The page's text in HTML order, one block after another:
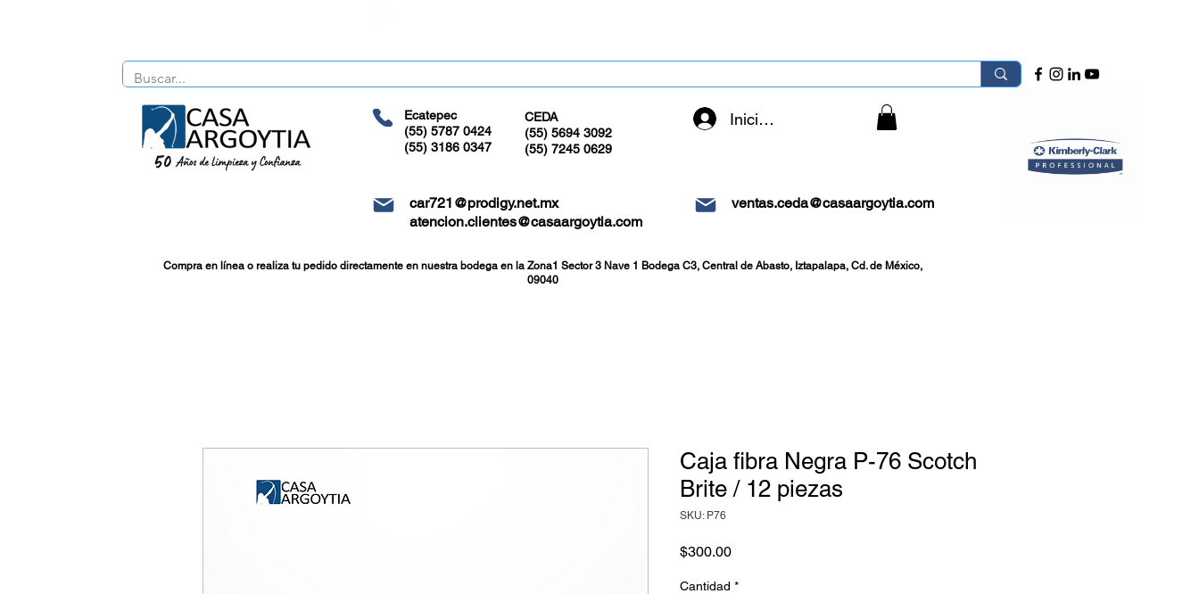
Ecatepec
(55) 5787 0424
(55) 3186 0347
car721@prodigy.net.mx
atencion.clientes@casaargoytia.com
Iniciar sesión
CEDA
(55) 5694 3092
(55) 7245 0629
ventas.ceda@casaargoytia.com
Compra en línea o realiza tu pedido directamente en nuestra bodega en la Zona1 Sector 3 Nave 1 Bodega C3, Central de Abasto, Iztapalapa, Cd. de México,
09040
Caja fibra Negra P-76 Scotch
Brite / 12 piezas
SKU: P76
$300.00Precio
Cantidad *